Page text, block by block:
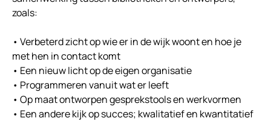
zoals:
• Verbeterd zicht op wie er in de wijk woont en hoe je
met hen in contact komt
• Een nieuw licht op de eigen organisatie
• Programmeren vanuit wat er leeft
• Op maat ontworpen gesprekstools en werkvormen
• Een andere kijk op succes; kwalitatief en kwantitatief